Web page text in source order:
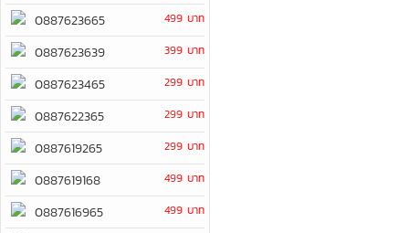
0887623665 499 บาท
0887623639 399 บาท
0887623465 299 บาท
0887622365 299 บาท
0887619265 299 บาท
0887619168 499 บาท
0887616965 499 บาท